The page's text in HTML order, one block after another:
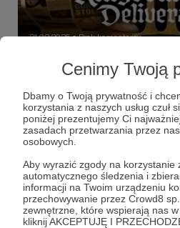
Cenimy Twoją
Dbamy o Twoją prywatność i
korzystania z naszych usług czuł
poniżej prezentujemy Ci
zasadach przetwarzania przez
osobowych.
Aby wyrazić zgody na korzystanie
automatycznego śledzenia i
informacji na Twoim urządzeniu
przechowywanie przez Crowd8
zewnętrzne, które wspierają nas w
kliknij AKCEPTUJĘ I
21.02.2025 ● Brak komentarzy
Early quazcess - lasy w
Wczesny dostęp do mojego
Kingdom Come: Deliverance 2
kingdom come deliverance 2